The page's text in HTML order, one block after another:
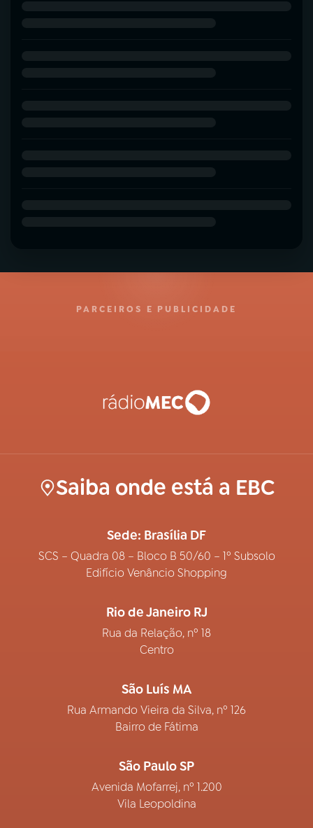
PARCEIROS E PUBLICIDADE
Saiba onde está a EBC
Sede: Brasília DF
SCS – Quadra 08 – Bloco B 50/60 – 1º Subsolo
Edifício Venâncio Shopping
Rio de Janeiro RJ
Rua da Relação, nº 18
Centro
São Luís MA
Rua Armando Vieira da Silva, nº 126
Bairro de Fátima
São Paulo SP
Avenida Mofarrej, nº 1.200
Vila Leopoldina